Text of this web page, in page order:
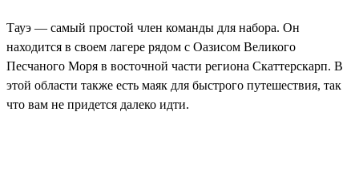
Тауэ — самый простой член команды для набора. Он
находится в своем лагере рядом с Оазисом Великого
Песчаного Моря в восточной части региона Скаттерскарп. В
этой области также есть маяк для быстрого путешествия, так
что вам не придется далеко идти.